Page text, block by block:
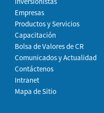
Empresas
Productos y Servicios
Capacitación
Bolsa de Valores de CR
Comunicados y Actualidad
Contáctenos
Intranet
Mapa de Sitio